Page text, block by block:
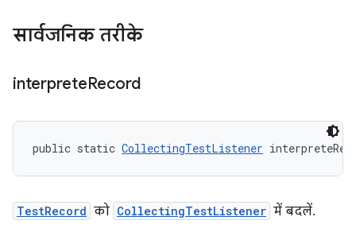
सार्वजनिक तरीके
interpreteRecord
public static CollectingTestListener
TestRecord को CollectingTestListener में बदलें.